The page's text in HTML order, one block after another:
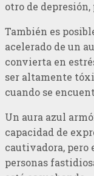
otro de depresión,
También es
acelerado de un
convierta en
ser altamente
cuando se
Un aura azul
capacidad de
cautivadora, pero
personas